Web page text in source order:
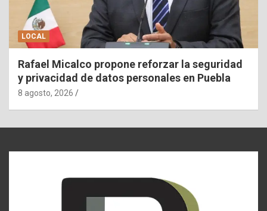
LOCAL
Rafael Micalco propone reforzar la seguridad
y privacidad de datos personales en Puebla
8 agosto, 2026